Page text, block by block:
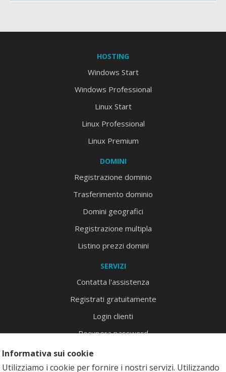
HOSTING
Windows Start
Windows Professional
Linux Start
Linux Professional
Linux Premium
DOMINI
Registrazione dominio
Trasferimento dominio
Domini geografici
Registrazione multipla
Listino prezzi domini
SERVIZI
Contatta l'assistenza
Registrati gratuitamente
Login clienti
Recupera password
Mappa del sito
Informativa sui cookie
Utilizziamo i cookie per fornire i nostri servizi. Utilizzando